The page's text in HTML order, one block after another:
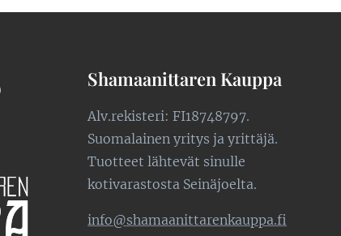
Shamaanittaren Kauppa
Alv.rekisteri: FI18748797.
Suomalainen yritys ja yrittäjä.
Tuotteet lähtevät sinulle
kotivarastosta Seinäjoelta.
info@shamaanittarenkauppa.fi